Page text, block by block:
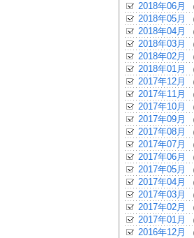
2018年06月
2018年05月
2018年04月
2018年03月
2018年02月
2018年01月
2017年12月
2017年11月
2017年10月
2017年09月
2017年08月
2017年07月
2017年06月
2017年05月
2017年04月
2017年03月
2017年02月
2017年01月
2016年12月